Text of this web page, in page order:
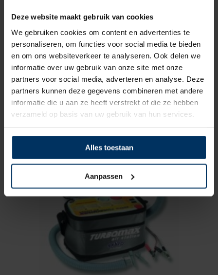
Deze website maakt gebruik van cookies
We gebruiken cookies om content en advertenties te
personaliseren, om functies voor social media te bieden
en om ons websiteverkeer te analyseren. Ook delen we
informatie over uw gebruik van onze site met onze
partners voor social media, adverteren en analyse. Deze
partners kunnen deze gegevens combineren met andere
informatie die u aan ze heeft verstrekt of die ze hebben
verzameld op basis van uw gebruik van hun services.
Alles toestaan
Aanpassen
Luchtpomp Bravo Superturbo BST 12V HP
Merk: Bravo
Artikelnummer: 580347